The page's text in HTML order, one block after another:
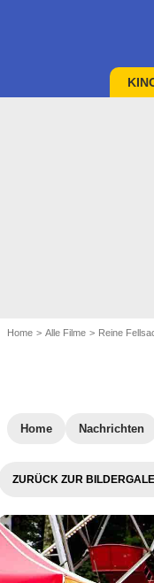
Home Alle Filme Reine
Home Nachrichten
ZURÜCK ZUR